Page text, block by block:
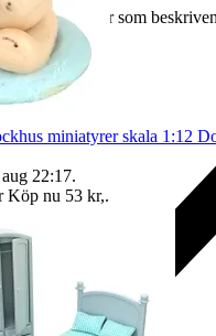
om varan inte är som beskriven
miniatyrer skala 1:12
22:17.
Köp nu 53 kr,.